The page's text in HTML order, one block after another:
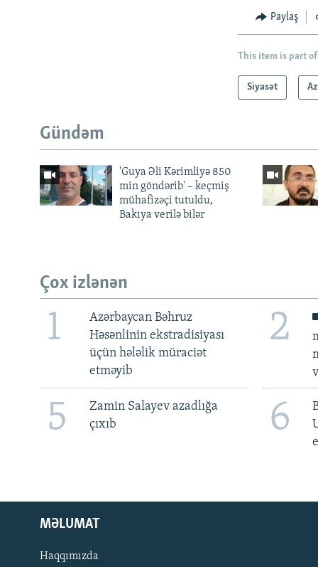
Paylaş
This item is part of
Siyasət
Gündəm
'Guya Əli Kərimliyə 850
min göndərib' – keçmiş
mühafizəçi tutuldu,
Bakıya verilə bilər
Çox izlənən
1
Azərbaycan Bəhruz
Həsənlinin ekstradisiyası
üçün hələlik müraciət
etməyib
2
5
Zamin Salayev azadlığa
çıxıb
6
MƏLUMAT
Haqqımızda